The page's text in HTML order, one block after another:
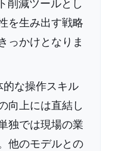
削減ツールとし
を生み出す戦略
っかけとなりま
的な操作スキル
向上には直結し
独では現場の業
他のモデルとの